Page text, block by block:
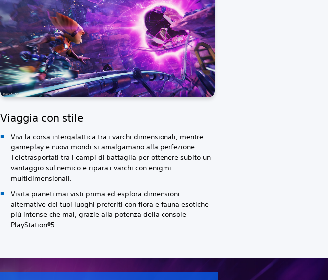
Viaggia con stile
Vivi la corsa intergalattica tra i varchi dimensionali, mentre
gameplay e nuovi mondi si amalgamano alla perfezione.
Teletrasportati tra i campi di battaglia per ottenere subito un
vantaggio sul nemico e ripara i varchi con enigmi
multidimensionali.
Visita pianeti mai visti prima ed esplora dimensioni
alternative dei tuoi luoghi preferiti con flora e fauna esotiche
più intense che mai, grazie alla potenza della console
PlayStation®5.